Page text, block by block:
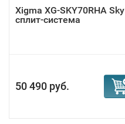
Xigma XG-SKY70RHA Sky
сплит-система
50 490 руб.